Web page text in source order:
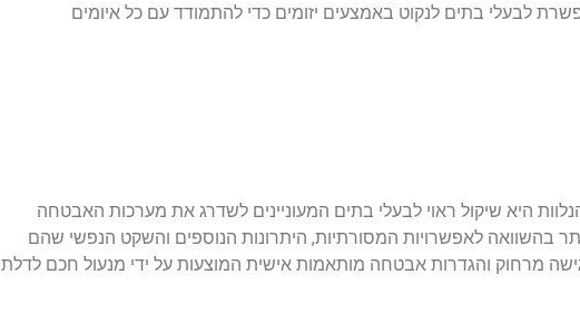
בתים לנקוט באמצעים יזומים כדי להתמודד עם כל איומים
היא שיקול ראוי לבעלי בתים המעוניינים לשדרג את מערכות האבטחה
בהשוואה לאפשרויות המסורתיות, היתרונות הנוספים והשקט הנפשי שהם
מרחוק והגדרות אבטחה מותאמות אישית המוצעות על ידי מנעול חכם לדלת